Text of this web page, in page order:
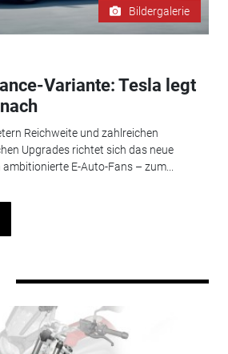
Bildergalerie
Variante: Tesla legt
Reichweite und zahlreichen
Upgrades richtet sich das neue
E-Auto-Fans – zum...